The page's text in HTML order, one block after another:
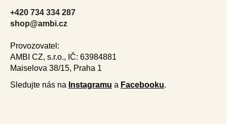
+420 734 334 287
shop@ambi.cz
Provozovatel:
AMBI CZ, s.r.o., IČ: 63984881
Maiselova 38/15, Praha 1
Sledujte nás na Instagramu a Facebooku.